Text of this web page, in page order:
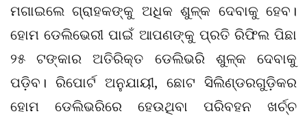
ମଗାଇଲେ ଗ୍ରାହକଙ୍କୁ ଅଧିକ ଶୁଳ୍କ ଦେବାକୁ ହେବ।
ହୋମ ଡେଲିଭେରୀ ପାଇଁ ଆପଣଙ୍କୁ ପ୍ରତି ରିଫିଲ ପିଛା
୨୫ ଟଙ୍କାର ଅତିରିକ୍ତ ଡେଲିଭରି ଶୁଳ୍କ ଦେବାକୁ
ପଡ଼ିବ। ରିପୋର୍ଟ ଅନୁଯାୟୀ, ଛୋଟ ସିଲିଣ୍ଡରଗୁଡ଼ିକର
ହୋମ ଡେଲିଭରିରେ ହେଉଥିବା ପରିବହନ ଖର୍ଚ୍ଚ